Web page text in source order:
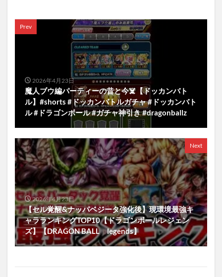
Prev
2026年4月23日
魔人ブウ編パーティーの昔と今☠️【ドッカンバト
ル】#shorts #ドッカンバトルガチャ #ドッカンバト
ル #ドラゴンボール #ガチャ神引き #dragonballz
Next
2026年4月23日
【セル覚醒&ナッパベジータ強化後】現環境最強キ
ャラランキングTOP10【ドラゴンボールレジェン
ズ】【DRAGON BALL legends】